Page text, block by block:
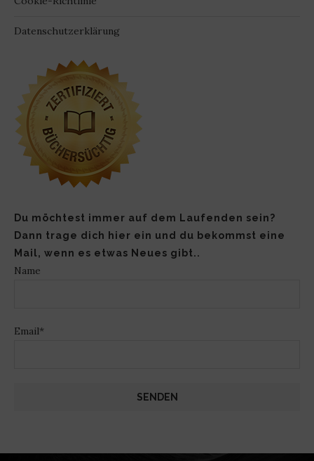
Datenschutzerklärung
Du möchtest immer auf dem Laufenden sein?
Dann trage dich hier ein und du bekommst eine
Mail, wenn es etwas Neues gibt..
Name
Email*